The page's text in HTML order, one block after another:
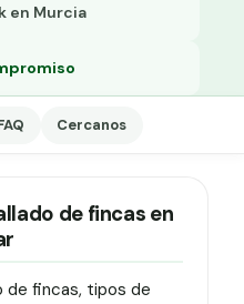
en Murcia
Cercanos
de fincas en
de fincas, tipos de